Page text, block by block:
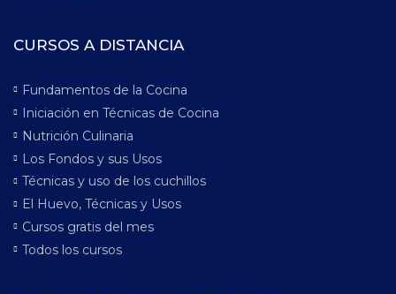
CURSOS A DISTANCIA
Fundamentos de la Cocina
Iniciación en Técnicas de Cocina
Nutrición Culinaria
Los Fondos y sus Usos
Técnicas y uso de los cuchillos
El Huevo, Técnicas y Usos
Cursos gratis del mes
Todos los cursos